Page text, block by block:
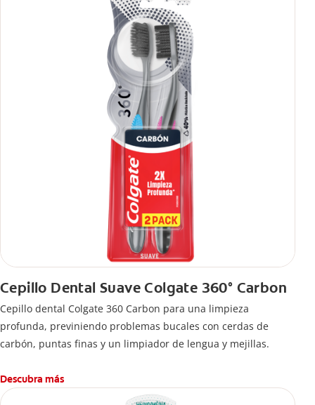
Cepillo Dental Suave Colgate 360° Carbon
Cepillo dental Colgate 360 ​​Carbon para una limpieza
profunda, previniendo problemas bucales con cerdas de
carbón, puntas finas y un limpiador de lengua y mejillas.
Descubra más